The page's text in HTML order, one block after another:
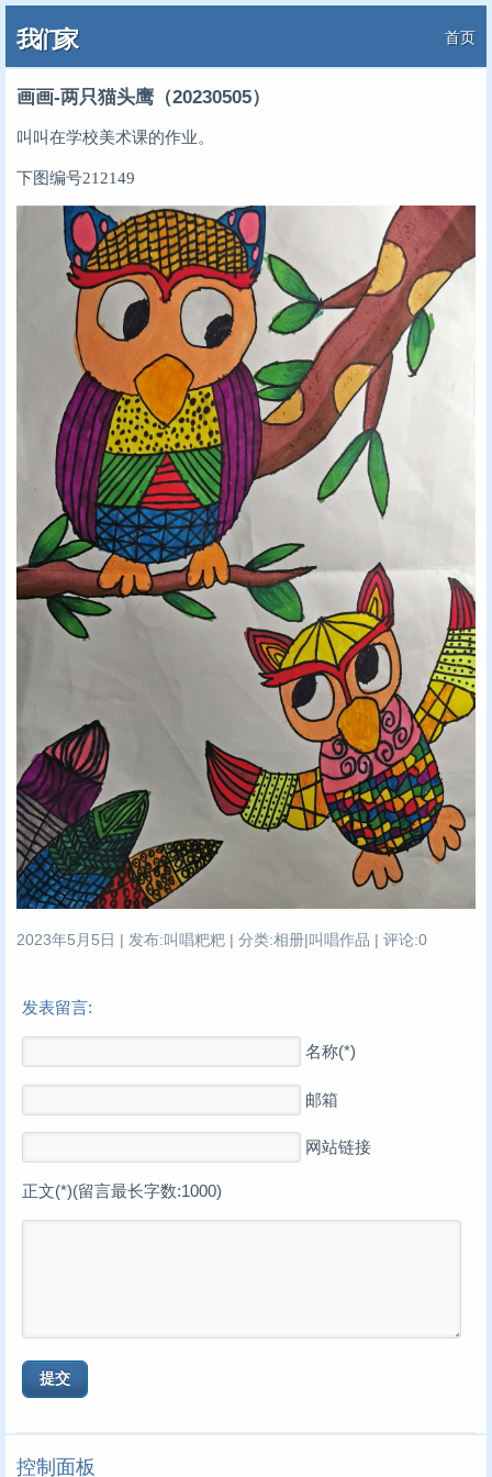
我们家 首页
画画-两只猫头鹰（20230505）
叫叫在学校美术课的作业。
下图编号212149
2023年5月5日 | 发布:叫唱粑粑 | 分类:相册|叫唱作品 | 评论:0
发表留言:
名称(*)
邮箱
网站链接
正文(*)(留言最长字数:1000)
控制面板